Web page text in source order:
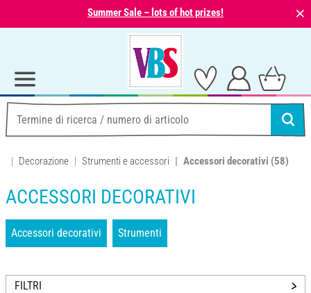
Summer Sale – lots of hot prizes! ⨯
Decorazione Strumenti e accessori Accessori decorativi (58)
ACCESSORI DECORATIVI
Accessori decorativi Strumenti
FILTRI